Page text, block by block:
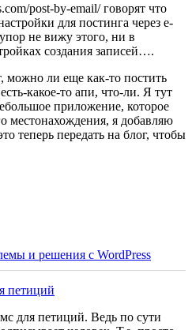
post-by-email/ говорят что
для постинга через е-
не вижу этого, ни в
создания записей….
можно ли еще как-то постить
какое-то апи, что-ли. Я тут
приложение, которое
местонахождения, я добавляю
теперь передать на блог, чтобы
и решения с WordPress
петиций
для петиций. Ведь по сути